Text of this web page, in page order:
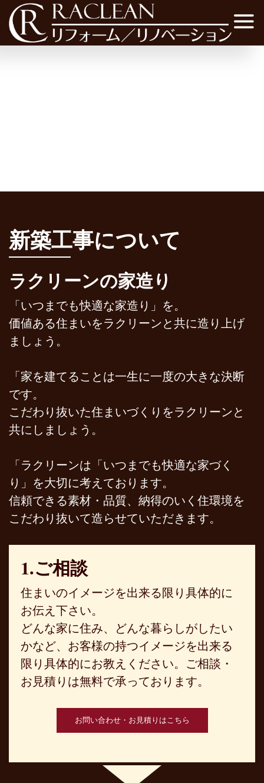
新築工事について
ラクリーンの家造り
「いつまでも快適な家造り」を。
価値ある住まいをラクリーンと共に造り上げ
ましょう。
「家を建てることは一生に一度の大きな決断
です。
こだわり抜いた住まいづくりをラクリーンと
共にしましょう。
「ラクリーンは「いつまでも快適な家づく
り」を大切に考えております。
信頼できる素材・品質、納得のいく住環境を
こだわり抜いて造らせていただきます。
1.ご相談
住まいのイメージを出来る限り具体的に
お伝え下さい。
どんな家に住み、どんな暮らしがしたい
かなど、お客様の持つイメージを出来る
限り具体的にお教えください。ご相談・
お見積りは無料で承っております。
お問い合わせ・お見積りはこちら